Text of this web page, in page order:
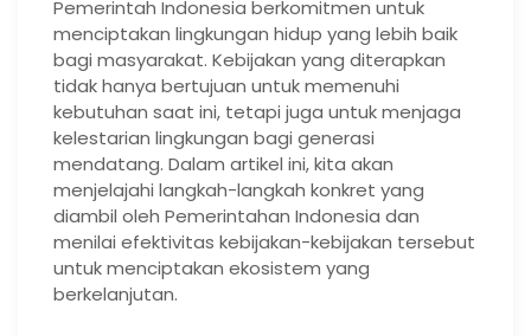
Pemerintah Indonesia berkomitmen untuk
menciptakan lingkungan hidup yang lebih baik
bagi masyarakat. Kebijakan yang diterapkan
tidak hanya bertujuan untuk memenuhi
kebutuhan saat ini, tetapi juga untuk menjaga
kelestarian lingkungan bagi generasi
mendatang. Dalam artikel ini, kita akan
menjelajahi langkah-langkah konkret yang
diambil oleh Pemerintahan Indonesia dan
menilai efektivitas kebijakan-kebijakan tersebut
untuk menciptakan ekosistem yang
berkelanjutan.